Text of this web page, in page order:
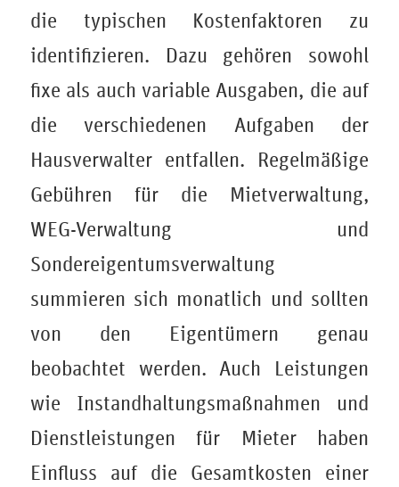
die typischen Kostenfaktoren zu
identifizieren. Dazu gehören sowohl
fixe als auch variable Ausgaben, die auf
die verschiedenen Aufgaben der
Hausverwalter entfallen. Regelmäßige
Gebühren für die Mietverwaltung,
WEG-Verwaltung und
Sondereigentumsverwaltung
summieren sich monatlich und sollten
von den Eigentümern genau
beobachtet werden. Auch Leistungen
wie Instandhaltungsmaßnahmen und
Dienstleistungen für Mieter haben
Einfluss auf die Gesamtkosten einer